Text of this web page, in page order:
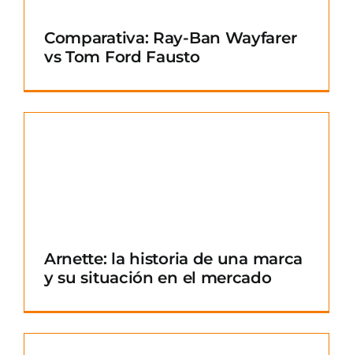
Comparativa: Ray-Ban Wayfarer
vs Tom Ford Fausto
Arnette: la historia de una marca
y su situación en el mercado